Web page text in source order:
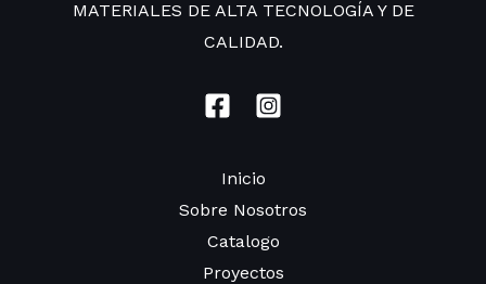
MATERIALES DE ALTA TECNOLOGÍA Y DE
CALIDAD.
Inicio
Sobre Nosotros
Catalogo
Proyectos